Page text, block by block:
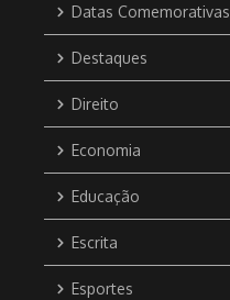
Datas Comemorativas
Destaques
Direito
Economia
Educação
Escrita
Esportes